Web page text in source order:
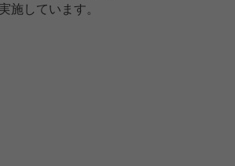
しています。